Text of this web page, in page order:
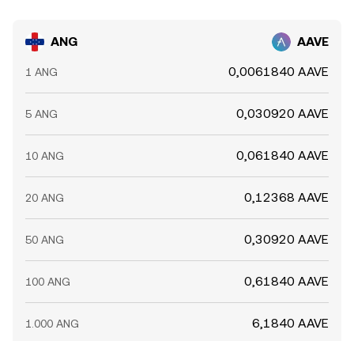
ANG AAVE
1 ANG 0,0061840 AAVE
5 ANG 0,030920 AAVE
10 ANG 0,061840 AAVE
20 ANG 0,12368 AAVE
50 ANG 0,30920 AAVE
100 ANG 0,61840 AAVE
1.000 ANG 6,1840 AAVE